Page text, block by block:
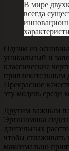
В мире
всегда
Одним из
уникальный и
классические
привлекательным
Прекрасное
эту модель среди
Другим важным
Эргономика
длительных
чтобы сглаживать
максимально